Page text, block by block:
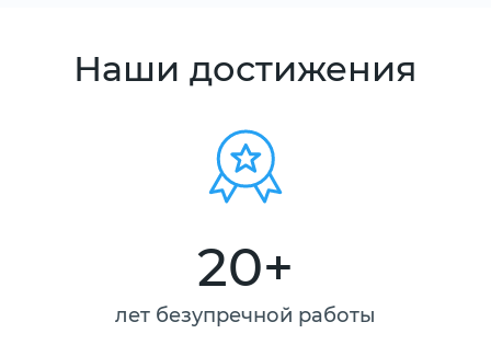
Наши достижения
20+
лет безупречной работы